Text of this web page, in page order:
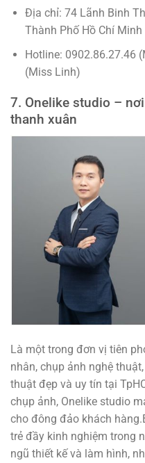
Địa chỉ: 74 Lãnh Binh
Thành Phố Hồ Chí Minh
Hotline: 0902.86.27.46
(Miss Linh)
7. Onelike studio –
thanh xuân
Là một trong đơn vị tiên
nhân, chụp ảnh nghệ
thuật đẹp và uy tín tại
chụp ảnh, Onelike studio
cho đông đảo khách
trẻ đầy kinh nghiệm trong
ngũ thiết kế và làm hình,